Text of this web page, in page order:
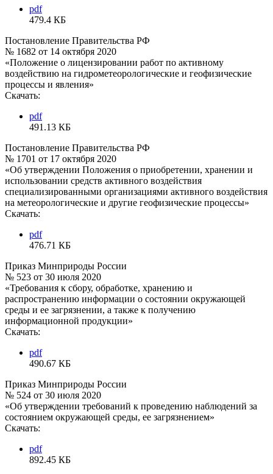
pdf
479.4 КБ
Постановление Правительства РФ
№ 1682 от 14 октября 2020
«Положение о лицензировании работ по активному
воздействию на гидрометеорологические и геофизические
процессы и явления»
Скачать:
pdf
491.13 КБ
Постановление Правительства РФ
№ 1701 от 17 октября 2020
«Об утверждении Положения о приобретении, хранении и
использовании средств активного воздействия
специализированными организациями активного воздействия
на метеорологические и другие геофизические процессы»
Скачать:
pdf
476.71 КБ
Приказ Минприроды России
№ 523 от 30 июля 2020
«Требования к сбору, обработке, хранению и
распространению информации о состоянии окружающей
среды и ее загрязнении, а также к получению
информационной продукции»
Скачать:
pdf
490.67 КБ
Приказ Минприроды России
№ 524 от 30 июля 2020
«Об утверждении требований к проведению наблюдений за
состоянием окружающей среды, ее загрязнением»
Скачать:
pdf
892.45 КБ